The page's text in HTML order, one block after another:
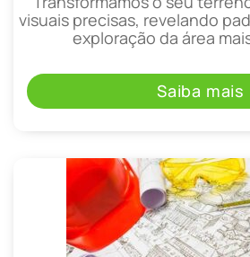
visuais precisas, revelando
exploração da área
Saiba mais